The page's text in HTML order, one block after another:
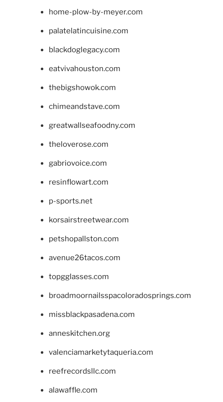
home-plow-by-meyer.com
palatelatincuisine.com
blackdoglegacy.com
eatvivahouston.com
thebigshowok.com
chimeandstave.com
greatwallseafoodny.com
theloverose.com
gabriovoice.com
resinflowart.com
p-sports.net
korsairstreetwear.com
petshopallston.com
avenue26tacos.com
topgglasses.com
broadmoornailsspacoloradosprings.com
missblackpasadena.com
anneskitchen.org
valenciamarketytaqueria.com
reefrecordsllc.com
alawaffle.com